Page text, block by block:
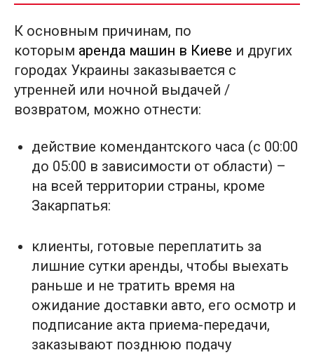
К основным причинам, по
которым аренда машин в Киеве и других
городах Украины заказывается с
утренней или ночной выдачей /
возвратом, можно отнести:
действие комендантского часа (с 00:00
до 05:00 в зависимости от области) –
на всей территории страны, кроме
Закарпатья:
клиенты, готовые переплатить за
лишние сутки аренды, чтобы выехать
раньше и не тратить время на
ожидание доставки авто, его осмотр и
подписание акта приема-передачи,
заказывают позднюю подачу